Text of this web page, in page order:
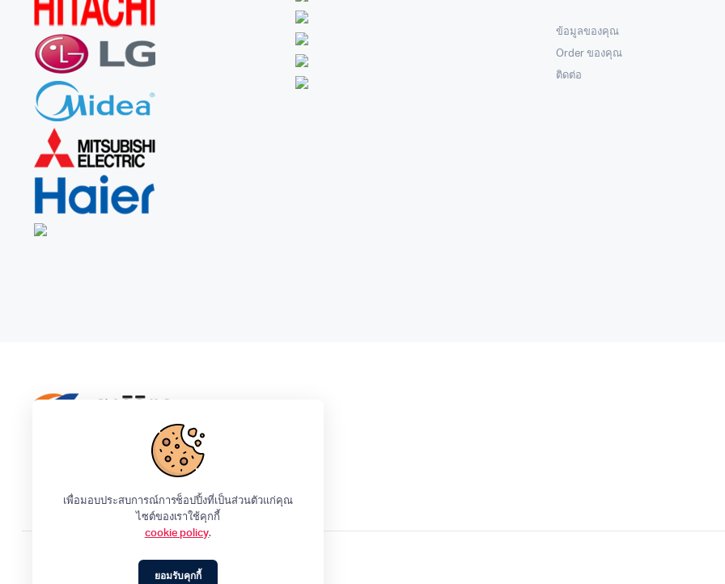
ข้อมูลของคุณ
Order ของคุณ
ติดต่อ
Samsung
เพื่อมอบประสบการณ์การช็อปปิ้งที่เป็นส่วนตัวแก่คุณ
ไซต์ของเราใช้คุกกี้
cookie policy.
ยอมรับคุกกี้